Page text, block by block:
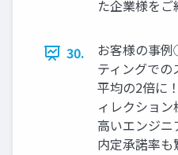
た企業様をご
30.
お客様の事
ティングで
平均の2倍に
ィレクショ
⾼いエンジニ
内定承諾率も